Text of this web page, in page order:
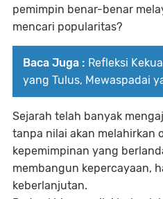
pemimpin benar-benar
mencari popularitas?
Baca Juga : Refleksi
yang Tulus, Mewaspadai
Sejarah telah banyak
tanpa nilai akan melahirkan
kepemimpinan yang
membangun kepercayaan,
keberlanjutan.